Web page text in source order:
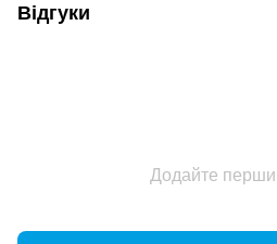
Відгуки
Додайте